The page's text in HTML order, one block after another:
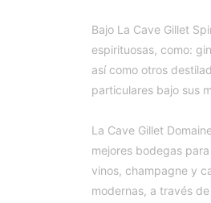
Bajo La Cave Gillet
espirituosas, como:
así como otros
particulares bajo sus
La Cave Gillet
mejores bodegas
vinos, champagne y
modernas, a través